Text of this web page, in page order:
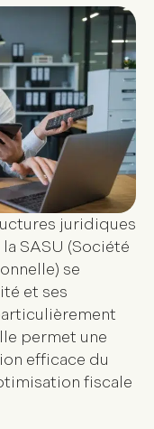
juridiques
SASU (Société
se
et ses
permet une
efficace du
fiscale